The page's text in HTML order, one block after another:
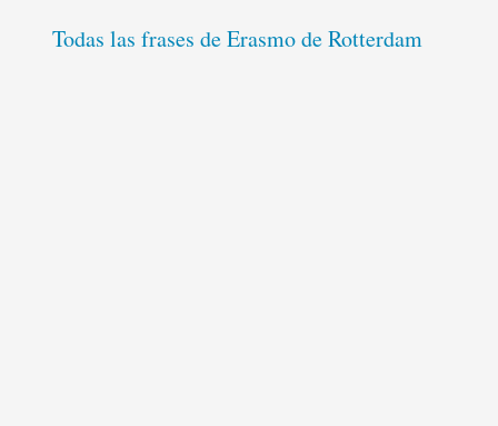
Todas las frases de Erasmo de Rotterdam